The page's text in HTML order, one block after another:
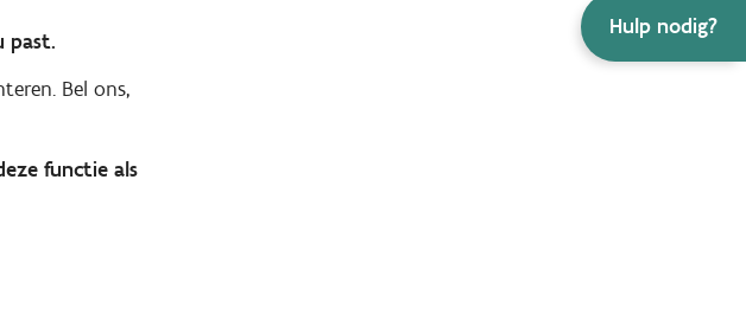
Hulp nodig?
past.
Bel ons,
functie als